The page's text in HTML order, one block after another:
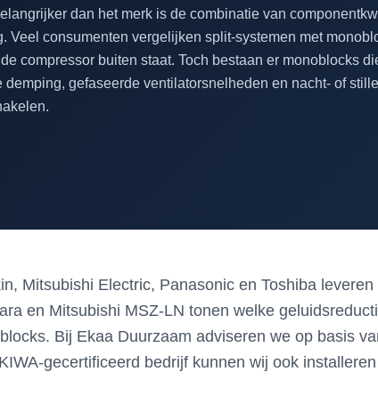
dan het merk is de combinatie van
Veel consumenten vergelijken split-systemen met
compressor buiten staat. Toch bestaan er monoblocks
demping, gefaseerde ventilatorsnelheden en nacht- of
Mitsubishi Electric, Panasonic en Toshiba
en Mitsubishi MSZ-LN tonen welke
Bij Ekaa Duurzaam adviseren we op basis
gecertificeerd bedrijf kunnen wij ook